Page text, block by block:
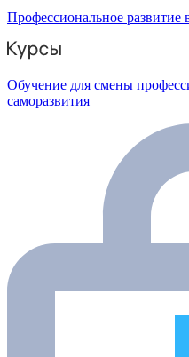
Профессиональное развитие
Обучение для смены
саморазвития